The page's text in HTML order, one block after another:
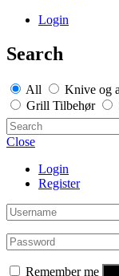
Login
Search
All Knive og
Grill Tilbehør
Close
Login
Register
Remember me